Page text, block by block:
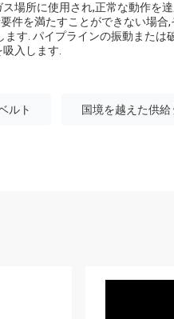
場所に使用され,正常な動作を
件を満たすことができない場
す. パイプラインの振動または
入します.
ルト 国境を越えた供給